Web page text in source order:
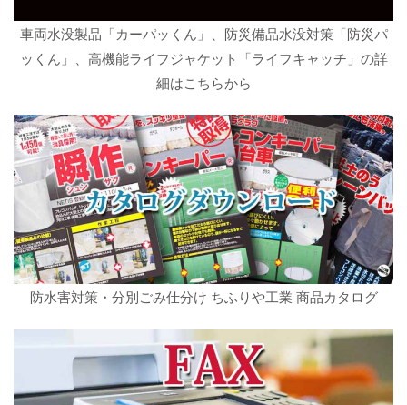
車両水没製品「カーパッくん」、防災備品水没対策「防災パ
ッくん」、高機能ライフジャケット「ライフキャッチ」の詳
細はこちらから
防水害対策・分別ごみ仕分け ちふりや工業 商品カタログ